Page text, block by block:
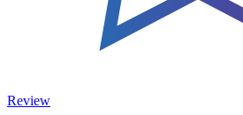
Review